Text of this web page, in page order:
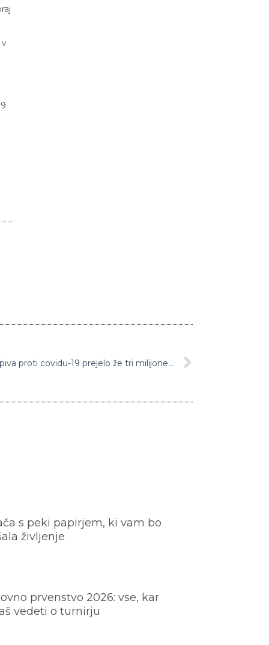
v
V Avstriji je vsaj prvi odmerek cepiva proti covidu-19 prejelo že tri milijone ljudi, v šole so se končno vrnili vsi dijaki
s peki papirjem, ki vam bo
življenje
prvenstvo 2026: vse, kar
vedeti o turnirju